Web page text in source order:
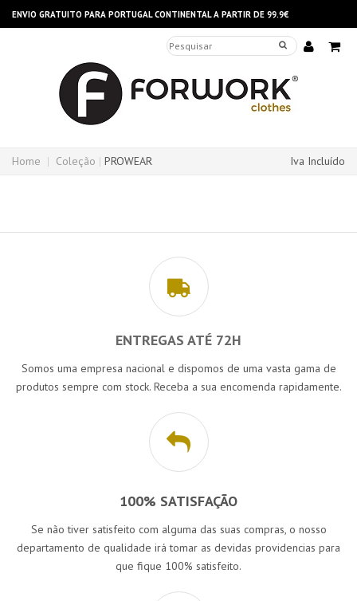
ENVIO GRATUITO PARA PORTUGAL CONTINENTAL A PARTIR DE 99.9€
Home Coleção PROWEAR Iva Incluído
ENTREGAS ATÉ 72H
Somos uma empresa nacional e dispomos de uma vasta gama de
produtos sempre com stock. Receba a sua encomenda rapidamente.
100% SATISFAÇÃO
Se não tiver satisfeito com alguma das suas compras, o nosso
departamento de qualidade irá tomar as devidas providencias para
que fique 100% satisfeito.